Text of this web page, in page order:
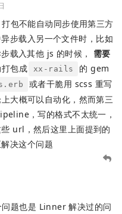
包不能自动同步使用第三方
步载入另一个文件时，比如
载入其他 js 的时候， 需要
包成 xx-rails
的 gem
或者干脆用 scss 重写
大概可以自动化，然而第三
，写的格式不太统一，
url，然后这里上面提到的
决这个问题
问题也是 Linner 解决过的问